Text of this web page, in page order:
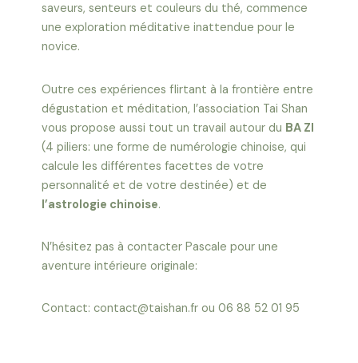
saveurs, senteurs et couleurs du thé, commence
une exploration méditative inattendue pour le
novice.
Outre ces expériences flirtant à la frontière entre
dégustation et méditation, l’association Tai Shan
vous propose aussi tout un travail autour du BA ZI
(4 piliers: une forme de numérologie chinoise, qui
calcule les différentes facettes de votre
personnalité et de votre destinée) et de
l’astrologie chinoise.
N’hésitez pas à contacter Pascale pour une
aventure intérieure originale:
Contact: contact@taishan.fr ou 06 88 52 01 95